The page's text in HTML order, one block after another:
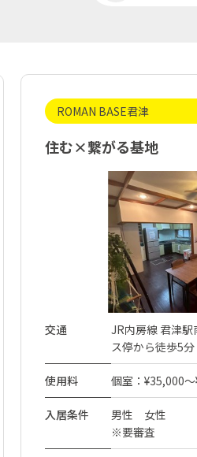
ROMAN BASE君津
住む×繋がる基地
交通
JR内房線 君津
ス停から徒歩5分
使用料 個室：¥35,000
入居条件
男性 女性
※要審査